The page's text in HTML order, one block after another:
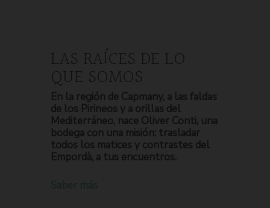
LAS RAÍCES DE LO
QUE SOMOS
En la región de Capmany, a las faldas
de los Pirineos y a orillas del
Mediterráneo, nace Oliver Conti, una
bodega con una misión: trasladar
todos los matices y contrastes del
Empordà, a tus encuentros.